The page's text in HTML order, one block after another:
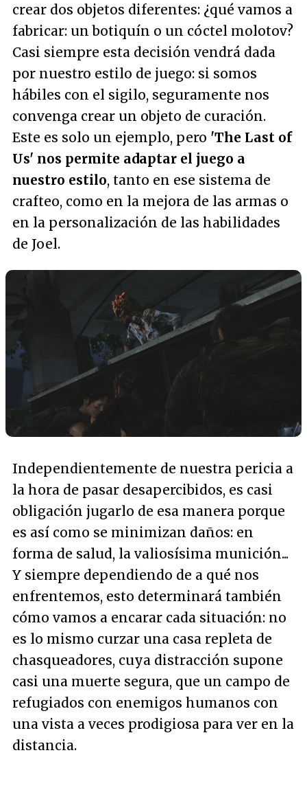
crear dos objetos diferentes: ¿qué vamos a
fabricar: un botiquín o un cóctel molotov?
Casi siempre esta decisión vendrá dada
por nuestro estilo de juego: si somos
hábiles con el sigilo, seguramente nos
convenga crear un objeto de curación.
Este es solo un ejemplo, pero 'The Last of
Us' nos permite adaptar el juego a
nuestro estilo, tanto en ese sistema de
crafteo, como en la mejora de las armas o
en la personalización de las habilidades
de Joel.
Independientemente de nuestra pericia a
la hora de pasar desapercibidos, es casi
obligación jugarlo de esa manera porque
es así como se minimizan daños: en
forma de salud, la valiosísima munición...
Y siempre dependiendo de a qué nos
enfrentemos, esto determinará también
cómo vamos a encarar cada situación: no
es lo mismo curzar una casa repleta de
chasqueadores, cuya distracción supone
casi una muerte segura, que un campo de
refugiados con enemigos humanos con
una vista a veces prodigiosa para ver en la
distancia.